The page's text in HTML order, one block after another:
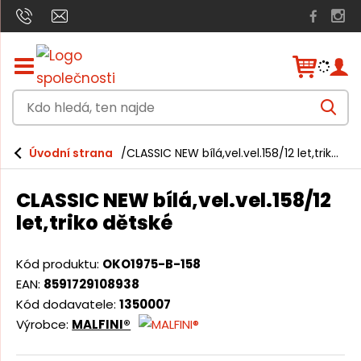
Z
o
b
a
i
t
s
k
t
h
a
v
d
o
h
e
d
á
t
e
V
y
e
d
t
Úvodní strana CLASSIC NEW bílá,vel.vel.158/12 let,triko dětské
CLASSIC NEW bílá,vel.vel.158/12
let,triko dětské
Kód produktu: OKO1975-B-158
EAN: 8591729108938
Kód dodavatele: 1350007
Výrobce: MALFINI®